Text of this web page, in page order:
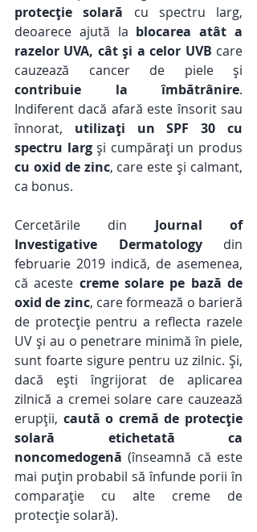
protecție solară cu spectru larg,
deoarece ajută la blocarea atât a
razelor UVA, cât și a celor UVB care
contribuie la îmbătrânire.
Indiferent dacă afară este însorit sau
înnorat, utilizați un SPF 30 cu
spectru larg
cu oxid de zinc, care este și calmant,
ca bonus.
Cercetările din Journal of
Investigative Dermatology din
februarie 2019 indică, de asemenea,
că aceste creme solare pe bază de
oxid de zinc, care formează o barieră
de protecție pentru a reflecta razele
UV și au o penetrare minimă în piele,
sunt foarte sigure pentru uz zilnic. Și,
dacă ești îngrijorat de aplicarea
zilnică a cremei solare care cauzează
erupții, caută o cremă de protecție
solară etichetată ca
noncomedogenă (înseamnă că este
mai puțin probabil să înfunde porii în
comparație cu alte creme de
protecție solară).